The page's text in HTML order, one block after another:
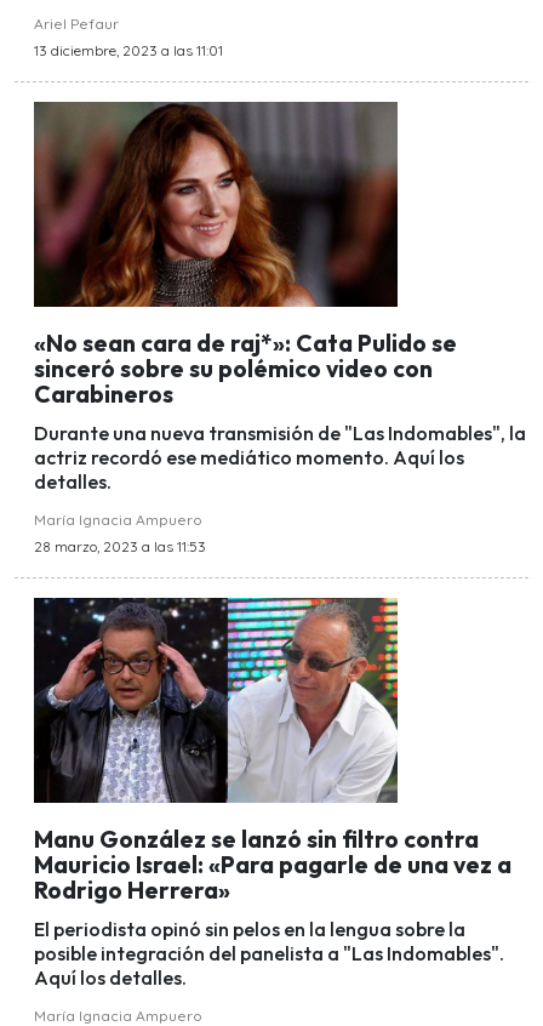
Ariel Pefaur
13 diciembre, 2023 a las 11:01
«No sean cara de raj*»: Cata Pulido se
sinceró sobre su polémico video con
Carabineros
Durante una nueva transmisión de "Las Indomables", la
actriz recordó ese mediático momento. Aquí los
detalles.
María Ignacia Ampuero
28 marzo, 2023 a las 11:53
Manu González se lanzó sin filtro contra
Mauricio Israel: «Para pagarle de una vez a
Rodrigo Herrera»
El periodista opinó sin pelos en la lengua sobre la
posible integración del panelista a "Las Indomables".
Aquí los detalles.
María Ignacia Ampuero